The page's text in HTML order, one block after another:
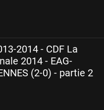
2014 - CDF La
2014 - EAG-
(2-0) - partie 2